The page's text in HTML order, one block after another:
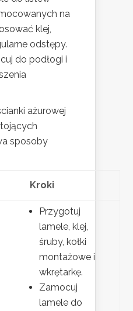
na
klej,
odstępy.
do podłogi i
ażurowej
sposoby
Kroki
Przygotuj
lamele, klej,
śruby, kołki
montażowe i
wkrętarkę.
Zamocuj
lamele do